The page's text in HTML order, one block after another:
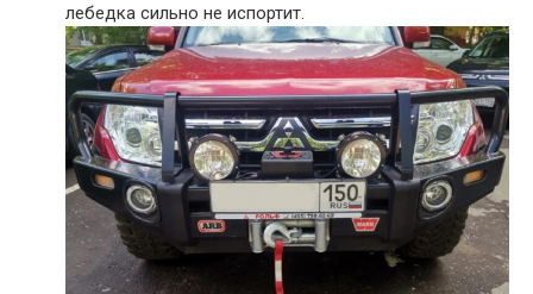
лебедка сильно не испортит.